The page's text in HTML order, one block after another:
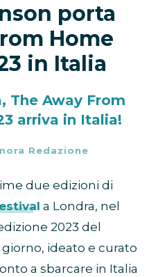
porta
Home
in Italia
The Away From
arriva in Italia!
Redazione
due edizioni di
a Londra, nel
2023 del
ideato e curato
a sbarcare in Italia